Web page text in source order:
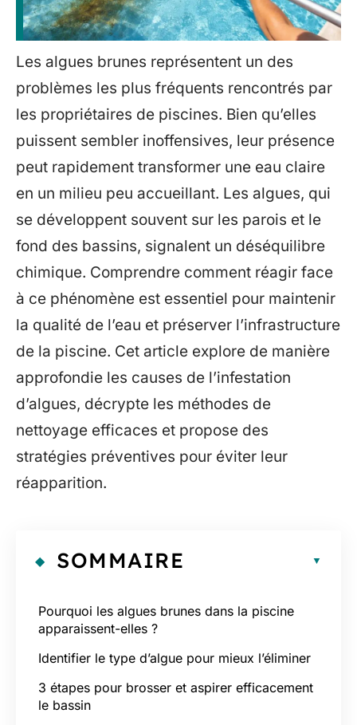
Les algues brunes représentent un des
problèmes les plus fréquents rencontrés par
les propriétaires de piscines. Bien qu’elles
puissent sembler inoffensives, leur présence
peut rapidement transformer une eau claire
en un milieu peu accueillant. Les algues, qui
se développent souvent sur les parois et le
fond des bassins, signalent un déséquilibre
chimique. Comprendre comment réagir face
à ce phénomène est essentiel pour maintenir
la qualité de l’eau et préserver l’infrastructure
de la piscine. Cet article explore de manière
approfondie les causes de l’infestation
d’algues, décrypte les méthodes de
nettoyage efficaces et propose des
stratégies préventives pour éviter leur
réapparition.
SOMMAIRE
Pourquoi les algues brunes dans la piscine
apparaissent-elles ?
Identifier le type d’algue pour mieux l’éliminer
3 étapes pour brosser et aspirer efficacement
le bassin